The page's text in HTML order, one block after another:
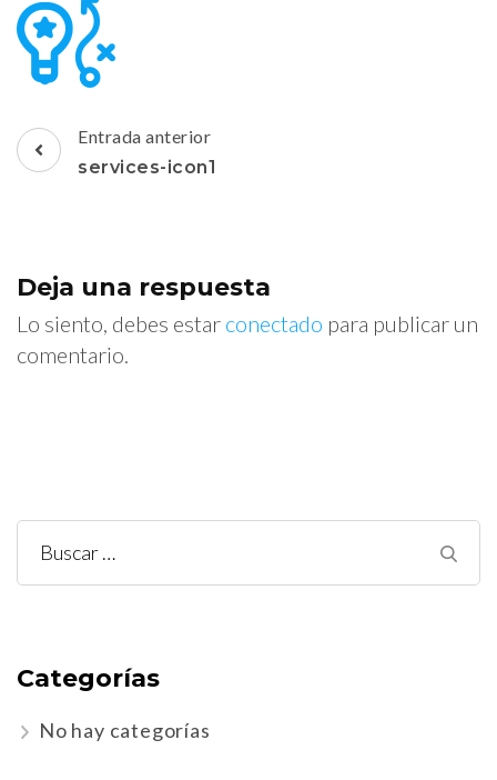
Navegación
de
Entrada anterior
services-icon1
Deja una respuesta
Lo siento, debes estar conectado para publicar un
comentario.
Buscar:
Categorías
No hay categorías